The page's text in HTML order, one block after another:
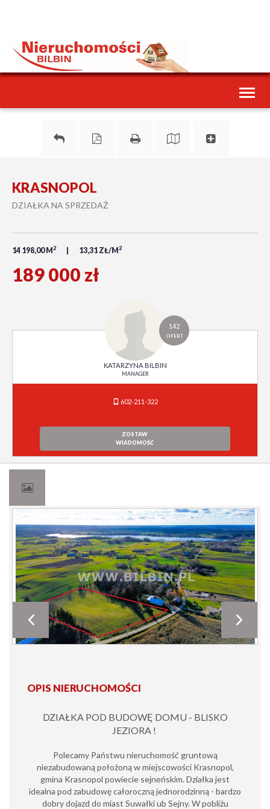
KRASNOPOL
DZIAŁKA NA SPRZEDAŻ
14 198,00 M 2 13,31 ZŁ/M 2
189 000 zł
142
OFERT
KATARZYNA BILBIN
MANAGER
602-211-322
ZOSTAW
WIADOMOŚĆ
OPIS NIERUCHOMOŚCI
DZIAŁKA POD BUDOWĘ DOMU - BLISKO
JEZIORA !
Polecamy Państwu nieruchomość gruntową
niezabudowaną położoną w miejscowości Krasnopol,
gmina Krasnopol powiecie sejneńskim. Działka jest
idealna pod zabudowę całoroczną jednorodzinną - bardzo
dobry dojazd do miast Suwałki ub Sejny. W pobliżu